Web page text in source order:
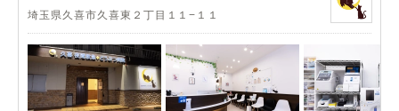
埼玉県久喜市久喜東２丁目１１−１１